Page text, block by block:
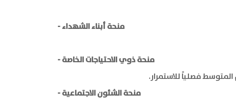
- منحة ذوي الاحتياجات الخاصة
- منحة الشئون الاجتماعية